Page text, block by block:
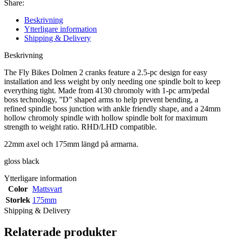
/
22mm
gloss
black
mängd
Share:
Beskrivning
Ytterligare information
Shipping & Delivery
Beskrivning
The Fly Bikes Dolmen 2 cranks feature a 2.5-pc design for easy
installation and less weight by only needing one spindle bolt to keep
everything tight. Made from 4130 chromoly with 1-pc arm/pedal
boss technology, ”D” shaped arms to help prevent bending, a
refined spindle boss junction with ankle friendly shape, and a 24mm
hollow chromoly spindle with hollow spindle bolt for maximum
strength to weight ratio. RHD/LHD compatible.
22mm axel och 175mm längd på armarna.
gloss black
Ytterligare information
Color Mattsvart
Storlek 175mm
Shipping & Delivery
Relaterade produkter